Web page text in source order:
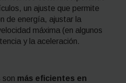
un ajuste que permite
de energía, ajustar la
máxima (en algunos
y la aceleración.
son más eficientes en